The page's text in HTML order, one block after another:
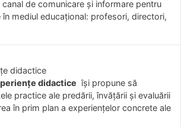
canal de comunicare și informare pentru
mediul educațional: profesori, directori,
didactice îşi propune să
practice ale predării, învăţării şi evaluării
în prim plan a experienţelor concrete ale